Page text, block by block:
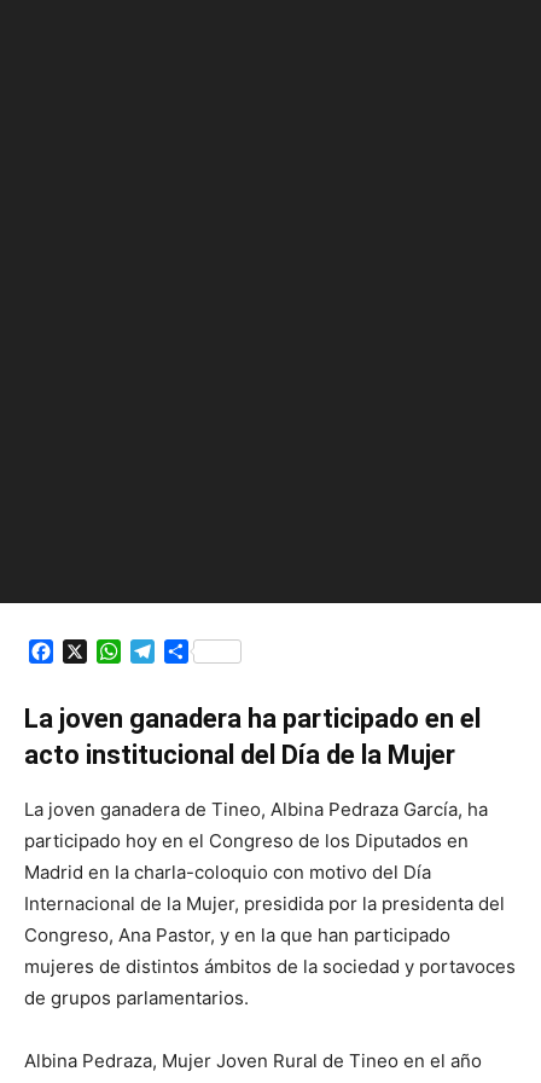
FacebookWhatsApp
Telegram
Compartir
La joven ganadera ha participado en el
acto institucional del Día de la Mujer
La joven ganadera de Tineo, Albina Pedraza García, ha
participado hoy en el Congreso de los Diputados en
Madrid en la charla-coloquio con motivo del Día
Internacional de la Mujer, presidida por la presidenta del
Congreso, Ana Pastor, y en la que han participado
mujeres de distintos ámbitos de la sociedad y portavoces
de grupos parlamentarios.
Albina Pedraza, Mujer Joven Rural de Tineo en el año